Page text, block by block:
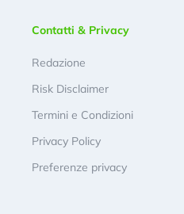
Contatti & Privacy
Redazione
Risk Disclaimer
Termini e Condizioni
Privacy Policy
Preferenze privacy